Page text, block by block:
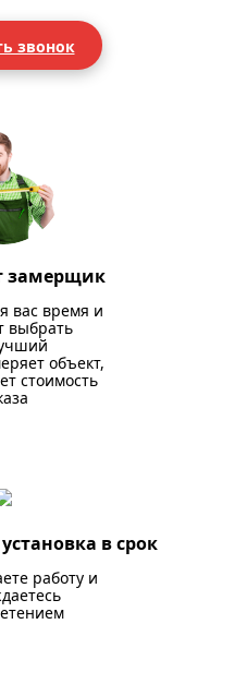
звонок
замерщик
вас время и
выбрать
объект,
стоимость
в срок
работу и